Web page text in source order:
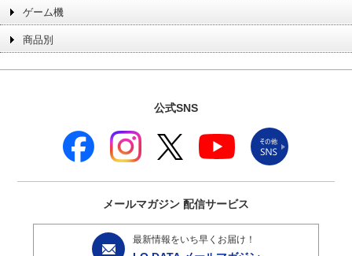
ゲーム機
商品別
公式SNS
メールマガジン 配信サービス
最新情報をいち早くお届け！